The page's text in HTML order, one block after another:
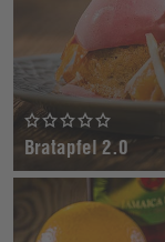
Bratapfel 2.0